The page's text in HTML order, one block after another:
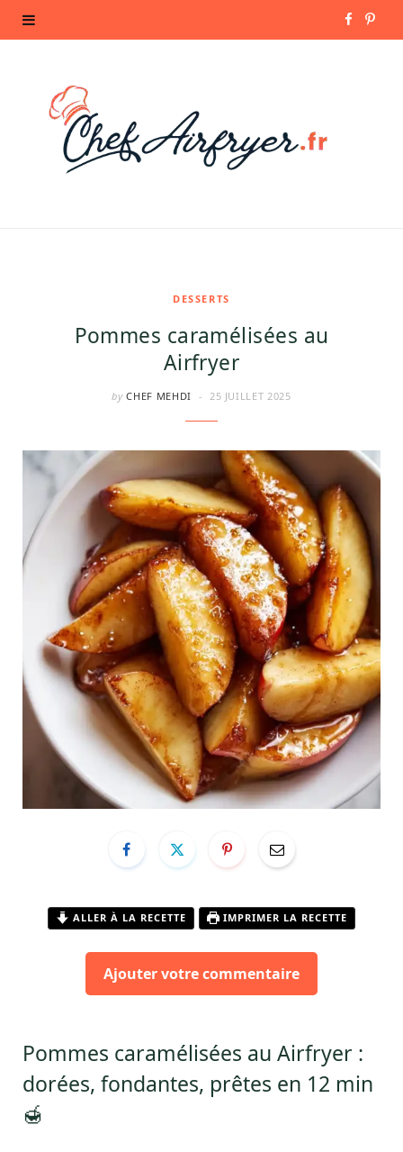
P
DESSERTS
Pommes caramélisées au
Airfryer
by CHEF MEHDI 25 JUILLET 2025
ALLER À LA RECETTE IMPRIMER LA RECETTE
Ajouter votre commentaire
Pommes caramélisées au Airfryer :
dorées, fondantes, prêtes en 12 min
🍯